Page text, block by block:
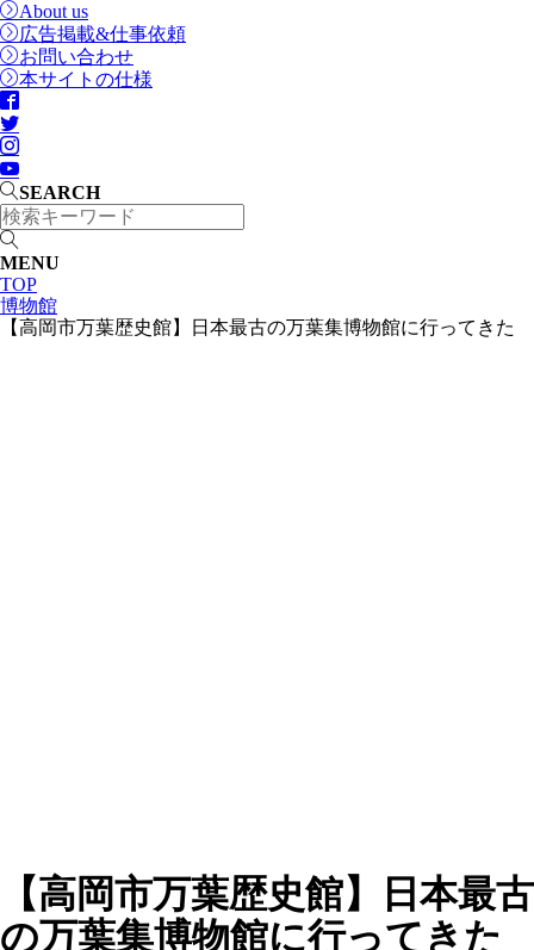
About us
広告掲載&仕事依頼
お問い合わせ
本サイトの仕様
SEARCH
MENU
TOP
博物館
【高岡市万葉歴史館】日本最古の万葉集博物館に行ってきた
【高岡市万葉歴史館】日本最古
の万葉集博物館に行ってきた